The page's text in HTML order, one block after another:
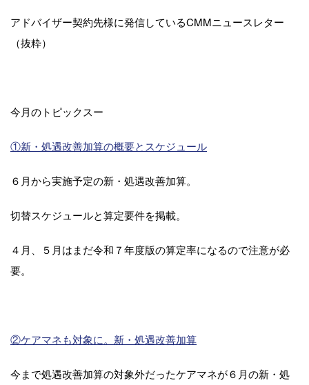
アドバイザー契約先様に発信しているCMMニュースレター
（抜粋）
今月のトピックスー
①新・処遇改善加算の概要とスケジュール
６月から実施予定の新・処遇改善加算。
切替スケジュールと算定要件を掲載。
４月、５月はまだ令和７年度版の算定率になるので注意が必
要。
②ケアマネも対象に。新・処遇改善加算
今まで処遇改善加算の対象外だったケアマネが６月の新・処